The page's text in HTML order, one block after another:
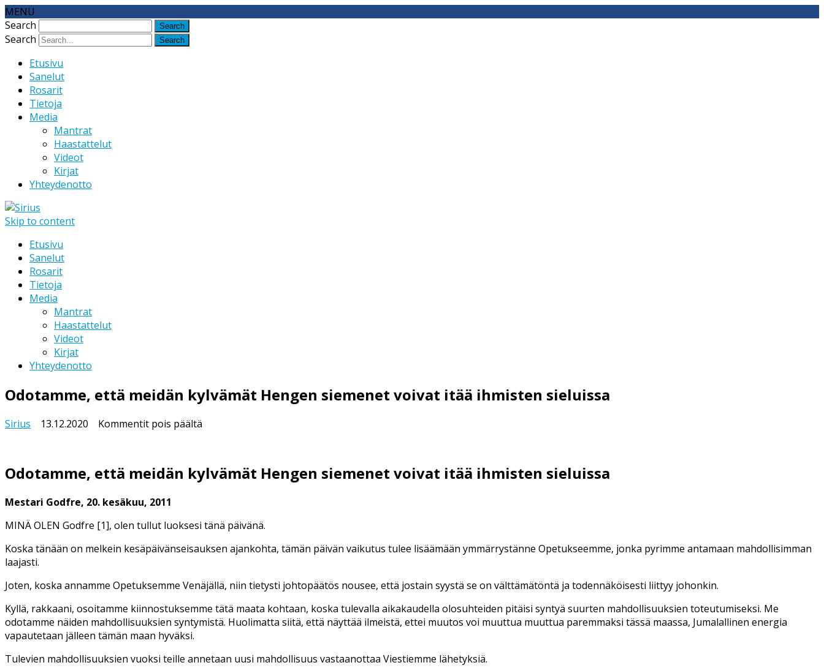
MENU
Search
Search
Etusivu
Sanelut
Rosarit
Tietoja
Media
Mantrat
Haastattelut
Videot
Kirjat
Yhteydenotto
Skip to content
Etusivu
Sanelut
Rosarit
Tietoja
Media
Mantrat
Haastattelut
Videot
Kirjat
Yhteydenotto
Odotamme, että meidän kylvämät Hengen siemenet voivat itää ihmisten sieluissa
Sirius 13.12.2020 Kommentit pois päältä
kylvämät
itää
ihmisten
sieluissa
Odotamme, että meidän kylvämät Hengen siemenet voivat itää ihmisten sieluissa
Mestari Godfre, 20. kesäkuu, 2011
MINÄ OLEN Godfre [1], olen tullut luoksesi tänä päivänä.
Koska tänään on melkein kesäpäivänseisauksen ajankohta, tämän päivän vaikutus tulee lisäämään ymmärrystänne Opetukseemme, jonka pyrimme antamaan mahdollisimman
laajasti.
Joten, koska annamme Opetuksemme Venäjällä, niin tietysti johtopäätös nousee, että jostain syystä se on välttämätöntä ja todennäköisesti liittyy johonkin.
Kyllä, rakkaani, osoitamme kiinnostuksemme tätä maata kohtaan, koska tulevalla aikakaudella olosuhteiden pitäisi syntyä suurten mahdollisuuksien toteutumiseksi. Me
odotamme näiden mahdollisuuksien syntymistä. Huolimatta siitä, että näyttää ilmeistä, ettei muutos voi muuttua muuttua paremmaksi tässä maassa, Jumalallinen energia
vapautetaan jälleen tämän maan hyväksi.
Tulevien mahdollisuuksien vuoksi teille annetaan uusi mahdollisuus vastaanottaa Viestiemme lähetyksiä.